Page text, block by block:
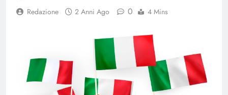
Redazione 2 Anni Ago 0 4 Mins